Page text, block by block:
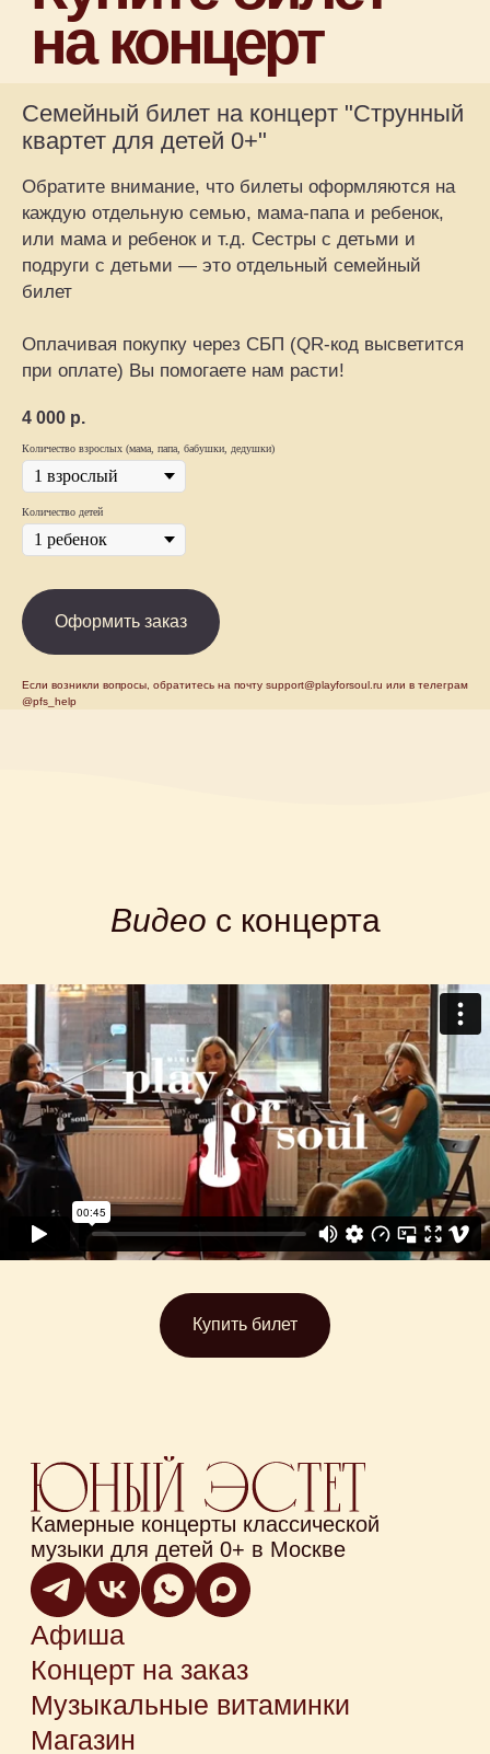
Семейный билет на концерт "Струнный
квартет для детей 0+"
Обратите внимание, что билеты оформляются на
каждую отдельную семью, мама-папа и ребенок,
или мама и ребенок и т.д. Сестры с детьми и
подруги с детьми — это отдельный семейный
билет
Оплачивая покупку через СБП (QR-код высветится
при оплате) Вы помогаете нам расти!
4 000 р.
Количество взрослых (мама, папа, бабушки, дедушки)
Количество детей
Оформить заказ
Если возникли вопросы, обратитесь на почту support@playforsoul.ru или в телеграм
@pfs_help
Видео с концерта
Купить билет
Концерт на заказ
Музыкальные витаминки
Магазин
+7 915 148-22-01
support@playforsoul.ru
© Юный Эстет 2026. Все права
защищены
Правила возврата и переноса билетов
Политика конфиденциальности
Публичная оферта